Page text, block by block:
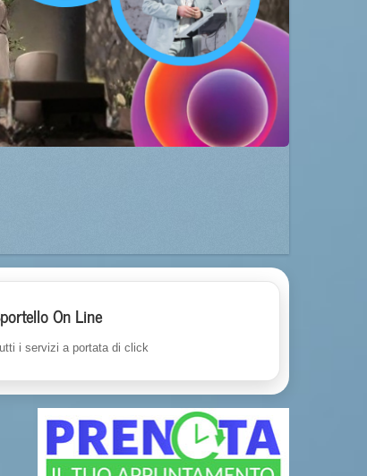
On Line
i servizi a portata di click